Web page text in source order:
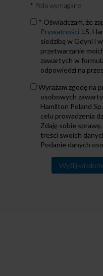
* Pola wymagane
Zapoznałem
polityką
* Oświadczam, że
PrywatnościJ.S.
siedzibą w Gdyni i
przetwarzanie
zawartych w
odpowiedzi na
Przetwarzanie
danych
Wyrażam zgodę na
osobowych
Hamilton Poland
celu prowadzenia
Zdaję sobie
treści swoich
Podanie danych